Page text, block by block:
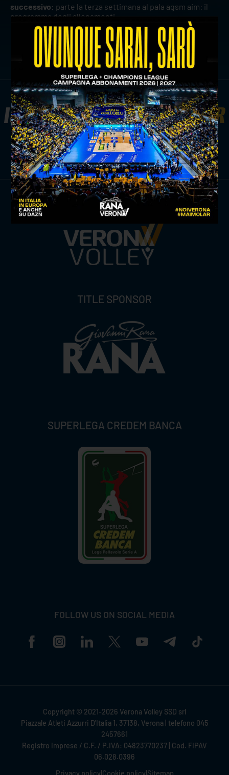
successivo: parte la terza settimana al pala agsm aim: il
programma degli allenamenti
news prima squadra
ISCRIVITI ALLANEWSLETTER
ISCRIVITI ORA
TITLE SPONSOR
SUPERLEGA CREDEM BANCA
FOLLOW US ON SOCIAL MEDIA
Copyright © 2021-2026 Verona Volley SSD srl
Piazzale Atleti Azzurri D'Italia 1, 37138, Verona | telefono 045
2457661
Registro imprese / C.F. / P.IVA: 04823770237 | Cod. FIPAV
06.028.0396
Privacy policy Cookie policy Sitemap